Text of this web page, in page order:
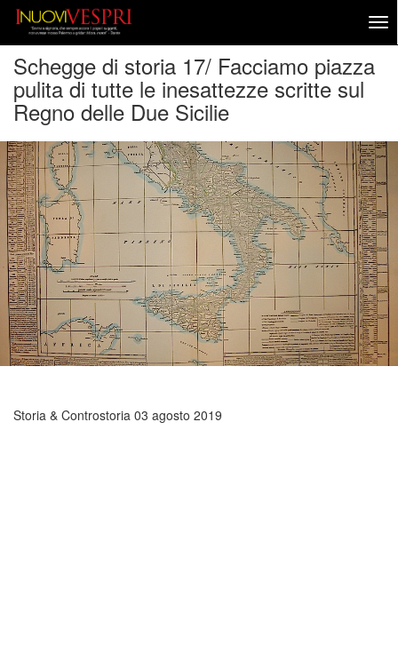
Schegge di storia 17/ Facciamo piazza
pulita di tutte le inesattezze scritte sul
Regno delle Due Sicilie
Storia & Controstoria 03 agosto 2019